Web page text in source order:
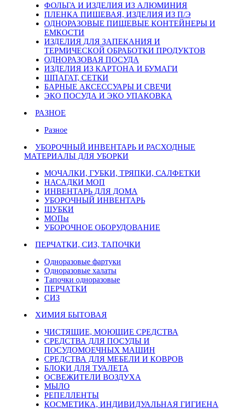
ФОЛЬГА И ИЗДЕЛИЯ ИЗ АЛЮМИНИЯ
ПЛЕНКА ПИЩЕВАЯ, ИЗДЕЛИЯ ИЗ П/Э
ОДНОРАЗОВЫЕ ПИЩЕВЫЕ КОНТЕЙНЕРЫ И
ЕМКОСТИ
ИЗДЕЛИЯ ДЛЯ ЗАПЕКАНИЯ И
ТЕРМИЧЕСКОЙ ОБРАБОТКИ ПРОДУКТОВ
ОДНОРАЗОВАЯ ПОСУДА
ИЗДЕЛИЯ ИЗ КАРТОНА И БУМАГИ
ШПАГАТ, СЕТКИ
БАРНЫЕ АКСЕССУАРЫ И СВЕЧИ
ЭКО ПОСУДА И ЭКО УПАКОВКА
РАЗНОЕ
Разное
УБОРОЧНЫЙ ИНВЕНТАРЬ И РАСХОДНЫЕ
МАТЕРИАЛЫ ДЛЯ УБОРКИ
МОЧАЛКИ, ГУБКИ, ТРЯПКИ, САЛФЕТКИ
НАСАДКИ МОП
ИНВЕНТАРЬ ДЛЯ ДОМА
УБОРОЧНЫЙ ИНВЕНТАРЬ
ШУБКИ
МОПы
УБОРОЧНОЕ ОБОРУДОВАНИЕ
ПЕРЧАТКИ, СИЗ, ТАПОЧКИ
Одноразовые фартуки
Одноразовые халаты
Тапочки одноразовые
ПЕРЧАТКИ
СИЗ
ХИМИЯ БЫТОВАЯ
ЧИСТЯЩИЕ, МОЮЩИЕ СРЕДСТВА
СРЕДСТВА ДЛЯ ПОСУДЫ И
ПОСУДОМОЕЧНЫХ МАШИН
СРЕДСТВА ДЛЯ МЕБЕЛИ И КОВРОВ
БЛОКИ ДЛЯ ТУАЛЕТА
ОСВЕЖИТЕЛИ ВОЗДУХА
МЫЛО
РЕПЕЛЛЕНТЫ
КОСМЕТИКА, ИНДИВИДУАЛЬНАЯ ГИГИЕНА